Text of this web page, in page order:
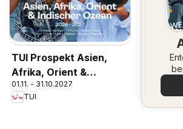
TUI Prospekt Asien,
Afrika, Orient &
Indischer Ozean
2026/27
01.11. - 31.10.2027
TUI